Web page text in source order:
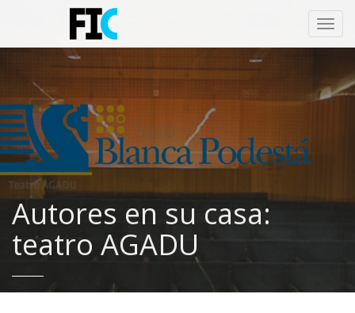
Autores en su casa:
teatro AGADU